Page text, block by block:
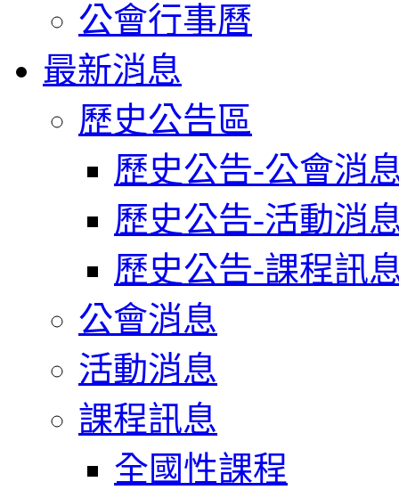
公會行事曆
最新消息
歷史公告區
歷史公告-公會消
歷史公告-活動消
歷史公告-課程訊
公會消息
活動消息
課程訊息
全國性課程